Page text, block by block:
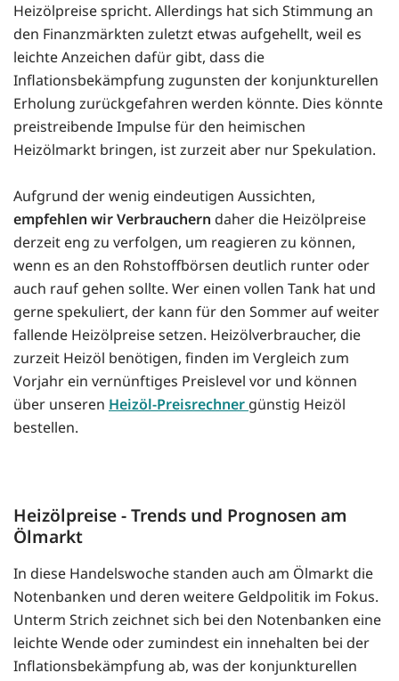
Heizölpreise spricht. Allerdings hat sich Stimmung an
den Finanzmärkten zuletzt etwas aufgehellt, weil es
leichte Anzeichen dafür gibt, dass die
Inflationsbekämpfung zugunsten der konjunkturellen
Erholung zurückgefahren werden könnte. Dies könnte
preistreibende Impulse für den heimischen
Heizölmarkt bringen, ist zurzeit aber nur Spekulation.
Aufgrund der wenig eindeutigen Aussichten,
empfehlen wir Verbrauchern daher die Heizölpreise
derzeit eng zu verfolgen, um reagieren zu können,
wenn es an den Rohstoffbörsen deutlich runter oder
auch rauf gehen sollte. Wer einen vollen Tank hat und
gerne spekuliert, der kann für den Sommer auf weiter
fallende Heizölpreise setzen. Heizölverbraucher, die
zurzeit Heizöl benötigen, finden im Vergleich zum
Vorjahr ein vernünftiges Preislevel vor und können
über unseren Heizöl-Preisrechner günstig Heizöl
bestellen.
Heizölpreise - Trends und Prognosen am
Ölmarkt
In diese Handelswoche standen auch am Ölmarkt die
Notenbanken und deren weitere Geldpolitik im Fokus.
Unterm Strich zeichnet sich bei den Notenbanken eine
leichte Wende oder zumindest ein innehalten bei der
Inflationsbekämpfung ab, was der konjunkturellen